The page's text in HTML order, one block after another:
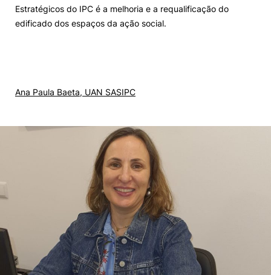
Estratégicos do IPC é a melhoria e a requalificação do
edificado dos espaços da ação social.
Ana Paula Baeta, UAN SASIPC